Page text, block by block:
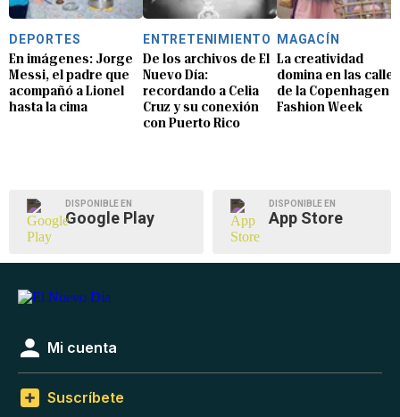
DEPORTES
En imágenes: Jorge
Messi, el padre que
acompañó a Lionel
hasta la cima
ENTRETENIMIENTO
De los archivos de El
Nuevo Día:
recordando a Celia
Cruz y su conexión
con Puerto Rico
MAGACÍN
La creatividad
domina en las calles
de la Copenhagen
Fashion Week
DISPONIBLE EN
Google Play
DISPONIBLE EN
App Store
Mi cuenta
Suscríbete